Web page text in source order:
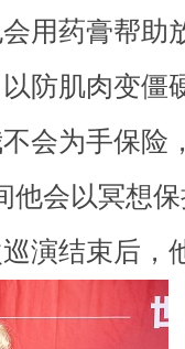
用药膏帮助
防肌肉变僵
会为手保险
他会以冥想
演结束后，